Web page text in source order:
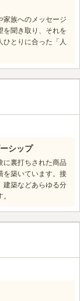
家族へのメッセージ
を聞き取り、それを
ひとりに合った「人
シップ
に裏打ちされた商品
を築いています。接
建築などあらゆる分